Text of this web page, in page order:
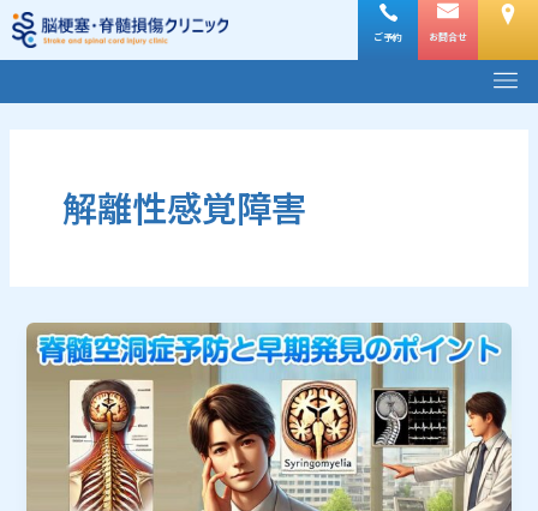
内
容
ス
ご予約 お問合せ
メ
ニ
解離性感覚障害